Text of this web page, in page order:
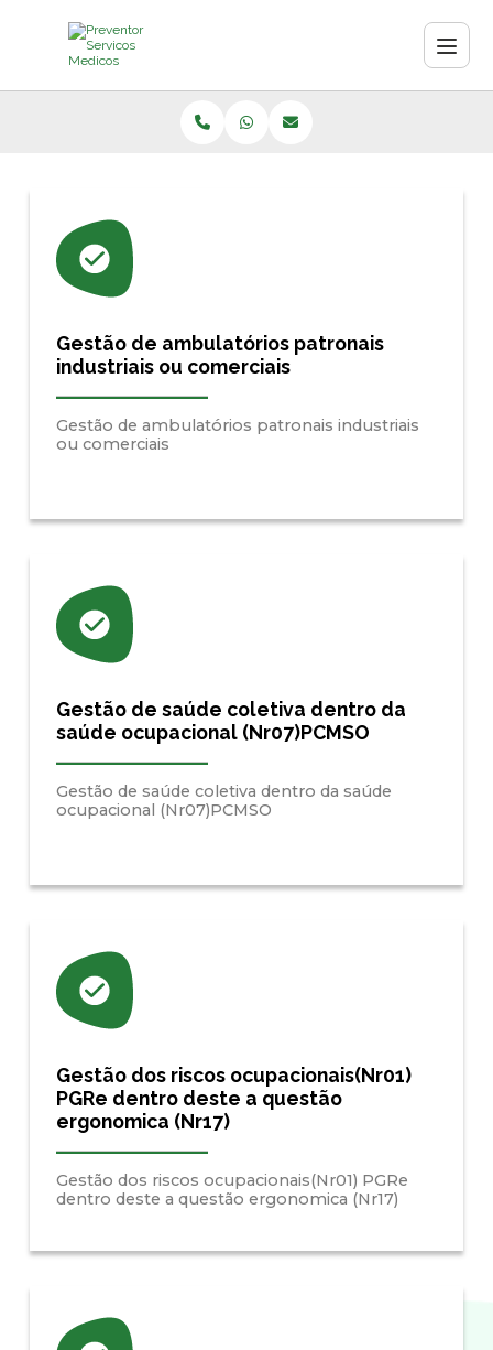
Gestão de ambulatórios patronais
industriais ou comerciais
Gestão de ambulatórios patronais industriais
ou comerciais
Gestão de saúde coletiva dentro da
saúde ocupacional (Nr07)PCMSO
Gestão de saúde coletiva dentro da saúde
ocupacional (Nr07)PCMSO
Gestão dos riscos ocupacionais(Nr01)
PGRe dentro deste a questão
ergonomica (Nr17)
Gestão dos riscos ocupacionais(Nr01) PGRe
dentro deste a questão ergonomica (Nr17)